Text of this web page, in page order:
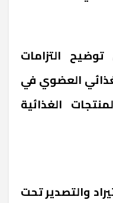
التزامات
العضوي في
الغذائية
والتصدير تحت